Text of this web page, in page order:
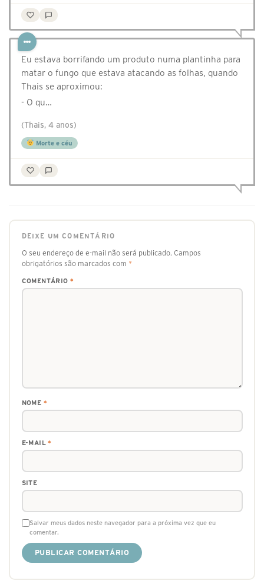
Eu estava borrifando um produto numa plantinha para
matar o fungo que estava atacando as folhas, quando
Thais se aproximou:
- O qu…
(Thais, 4 anos)
Morte e céu
DEIXE UM COMENTÁRIO
O seu endereço de e-mail não será publicado. Campos
obrigatórios são marcados com *
COMENTÁRIO *
NOME *
E-MAIL*
SITE
Salvar meus dados neste navegador para a próxima vez que eu
comentar.